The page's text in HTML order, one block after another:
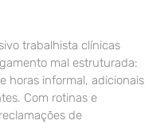
trabalhista clínicas
mal estruturada:
horas informal, adicionais
Com rotinas e
de